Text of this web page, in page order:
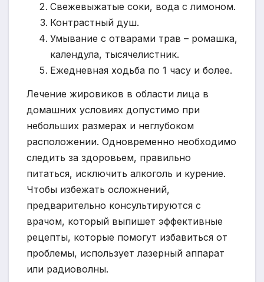
Свежевыжатые соки, вода с лимоном.
Контрастный душ.
Умывание с отварами трав – ромашка,
календула, тысячелистник.
Ежедневная ходьба по 1 часу и более.
Лечение жировиков в области лица в
домашних условиях допустимо при
небольших размерах и неглубоком
расположении. Одновременно необходимо
следить за здоровьем, правильно
питаться, исключить алкоголь и курение.
Чтобы избежать осложнений,
предварительно консультируются с
врачом, который выпишет эффективные
рецепты, которые помогут избавиться от
проблемы, использует лазерный аппарат
или радиоволны.